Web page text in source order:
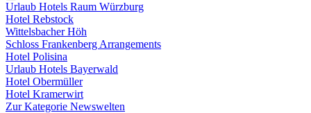
Urlaub Hotels Raum Würzburg
Hotel Rebstock
Wittelsbacher Höh
Schloss Frankenberg Arrangements
Hotel Polisina
Urlaub Hotels Bayerwald
Hotel Obermüller
Hotel Kramerwirt
Zur Kategorie Newswelten